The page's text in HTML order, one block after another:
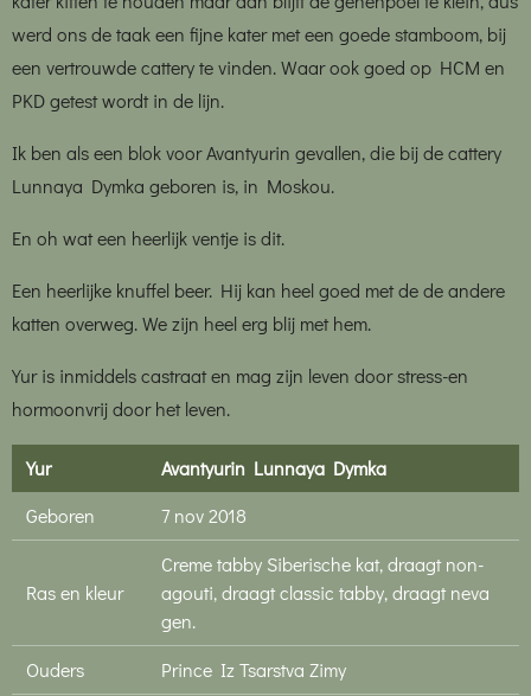
werd ons de taak een fijne kater met een goede stamboom, bij
een vertrouwde cattery te vinden. Waar ook goed op HCM en
PKD getest wordt in de lijn.
Ik ben als een blok voor Avantyurin gevallen, die bij de cattery
Lunnaya Dymka geboren is, in Moskou.
En oh wat een heerlijk ventje is dit.
Een heerlijke knuffel beer. Hij kan heel goed met de de andere
katten overweg. We zijn heel erg blij met hem.
Yur is inmiddels castraat en mag zijn leven door stress-en
hormoonvrij door het leven.
Yur
Avantyurin Lunnaya Dymka
Geboren
7 nov 2018
Ras en kleur
Creme tabby Siberische kat, draagt non-
agouti, draagt classic tabby, draagt neva
gen.
Ouders
Prince Iz Tsarstva Zimy